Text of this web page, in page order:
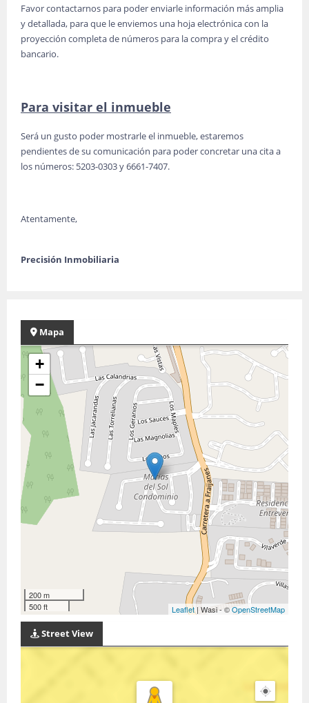
Favor contactarnos para poder enviarle información más amplia
y detallada, para que le enviemos una hoja electrónica con la
proyección completa de números para la compra y el crédito
bancario.
Para visitar el inmueble
Será un gusto poder mostrarle el inmueble, estaremos
pendientes de su comunicación para poder concretar una cita a
los números: 5203-0303 y 6661-7407.
Atentamente,
Precisión Inmobiliaria
Mapa
+
−
200 m
500 ft
Leaflet| Wasi - ©OpenStreetMap
Street View